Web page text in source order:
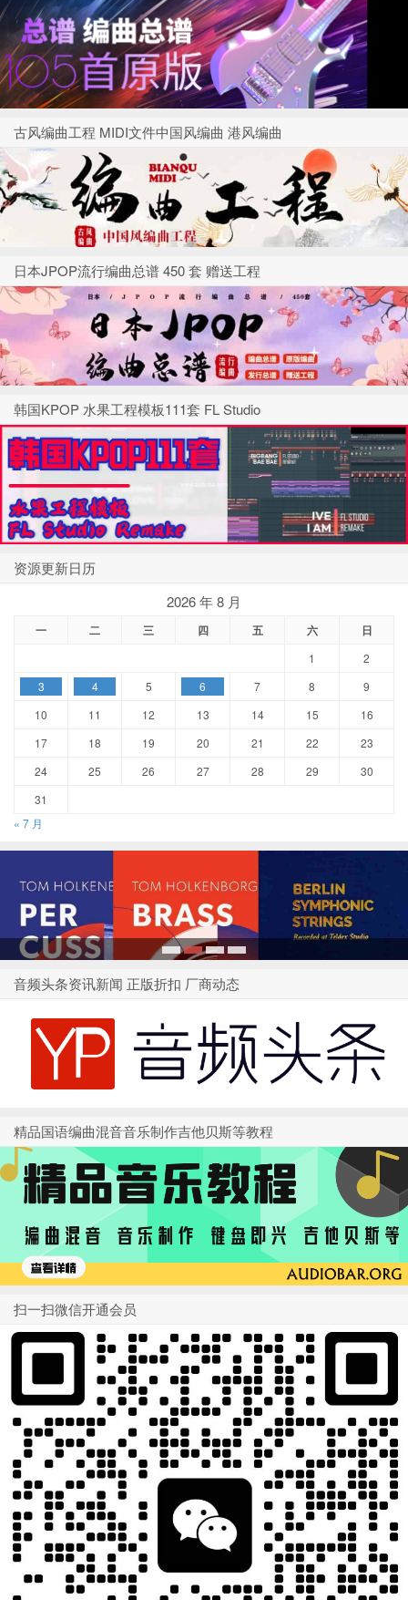
古风编曲工程 MIDI文件中国风编曲 港风编曲
日本JPOP流行编曲总谱 450 套 赠送工程
韩国KPOP 水果工程模板111套 FL Studio
资源更新日历
2026 年 8 月
一 二 三 四 五 六 日
1
2
3
4 5 6 7 8
9
10
11 12 13 14 15
16
17
18 19 20 21 22
23
24
25 26 27 28 29
30
31
« 7 月
音频头条资讯新闻 正版折扣 厂商动态
精品国语编曲混音音乐制作吉他贝斯等教程
扫一扫微信开通会员